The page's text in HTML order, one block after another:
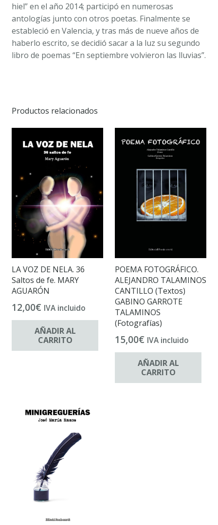
hiel” en el año 2014; participó en numerosas
antologías junto con otros poetas. Finalmente se
estableció en Valencia, y tras más de nueve años de
haberlo escrito, se decidió sacar a la luz su segundo
libro de poemas “En septiembre volvieron las lluvias”.
Productos relacionados
LA VOZ DE NELA. 36
Saltos de fe. MARY
AGUARÓN
12,00€ IVA incluido
AÑADIR AL
CARRITO
POEMA FOTOGRÁFICO.
ALEJANDRO TALAMINOS
CANTILLO (Textos)
GABINO GARROTE
TALAMINOS
(Fotografías)
15,00€ IVA incluido
AÑADIR AL
CARRITO